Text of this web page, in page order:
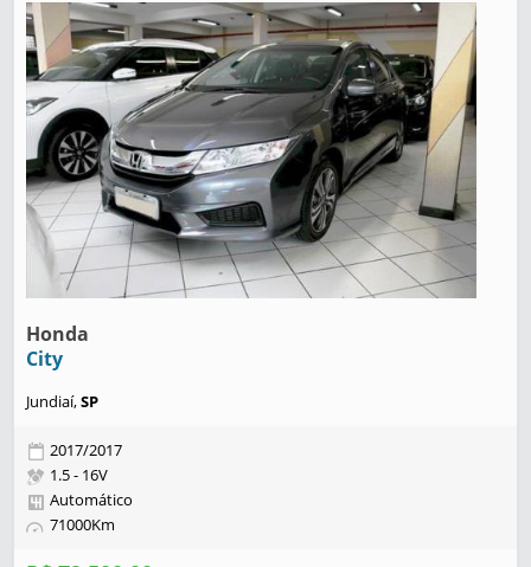
Honda
City
Jundiaí,SP
2017/2017
1.5 - 16V
Automático
71000Km